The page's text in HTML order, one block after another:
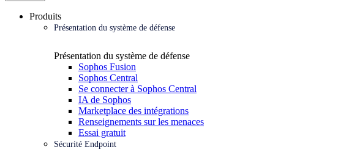
Produits
Présentation du système de défense
Présentation du système de défense
Sophos Fusion
Sophos Central
Se connecter à Sophos Central
IA de Sophos
Marketplace des intégrations
Renseignements sur les menaces
Essai gratuit
Sécurité Endpoint